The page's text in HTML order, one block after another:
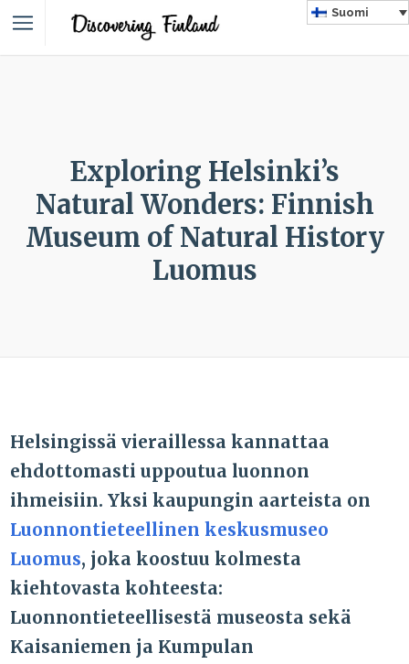
Suomi
Exploring Helsinki’s
Natural Wonders: Finnish
Museum of Natural History
Luomus
Helsingissä vieraillessa kannattaa
ehdottomasti uppoutua luonnon
ihmeisiin. Yksi kaupungin aarteista on
Luonnontieteellinen keskusmuseo
Luomus, joka koostuu kolmesta
kiehtovasta kohteesta:
Luonnontieteellisestä museosta sekä
Kaisaniemen ja Kumpulan